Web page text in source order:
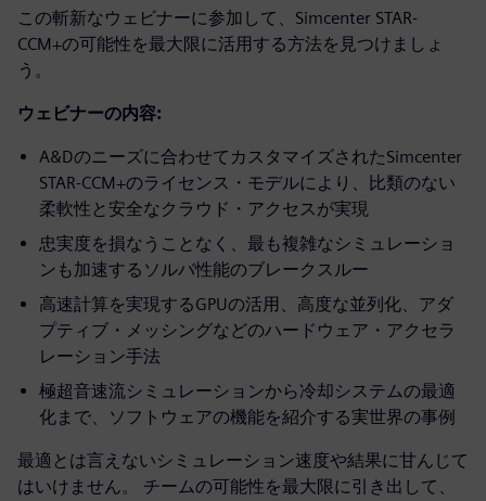
この斬新なウェビナーに参加して、Simcenter STAR-
CCM+の可能性を最大限に活用する方法を見つけましょ
う。
ウェビナーの内容:
A&Dのニーズに合わせてカスタマイズされたSimcenter
STAR-CCM+のライセンス・モデルにより、比類のない
柔軟性と安全なクラウド・アクセスが実現
忠実度を損なうことなく、最も複雑なシミュレーショ
ンも加速するソルバ性能のブレークスルー
高速計算を実現するGPUの活用、高度な並列化、アダ
プティブ・メッシングなどのハードウェア・アクセラ
レーション手法
極超音速流シミュレーションから冷却システムの最適
化まで、ソフトウェアの機能を紹介する実世界の事例
最適とは言えないシミュレーション速度や結果に甘んじて
はいけません。 チームの可能性を最大限に引き出して、